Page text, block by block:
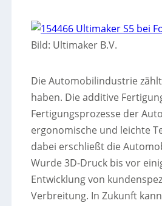
Bild: Ultimaker B.V.
Die Automobilindustrie
haben. Die additive
Fertigungsprozesse der
ergonomische und leichte
dabei erschließt die
Wurde 3D-Druck bis vor
Entwicklung von
Verbreitung. In Zukunft